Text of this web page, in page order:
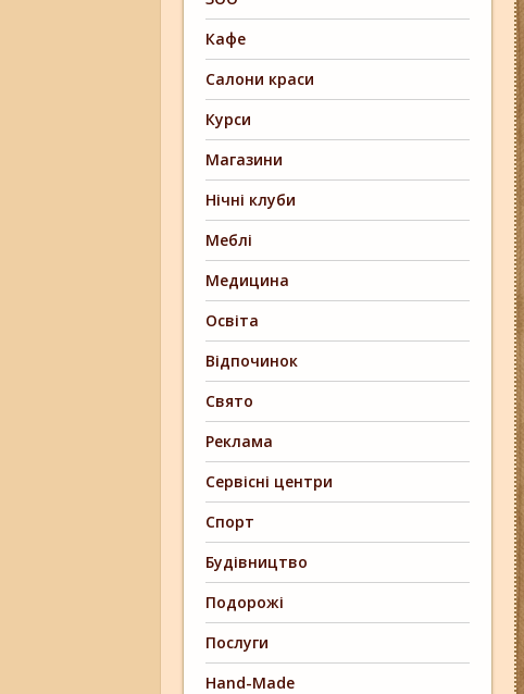
Кафе
Салони краси
Курси
Магазини
Нічні клуби
Меблі
Медицина
Освіта
Відпочинок
Свято
Реклама
Сервісні центри
Спорт
Будівництво
Подорожі
Послуги
Hand-Made